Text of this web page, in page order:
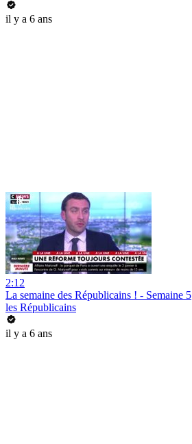
il y a 6 ans
2:12
La semaine des Républicains ! - Semaine 5
les Républicains
il y a 6 ans